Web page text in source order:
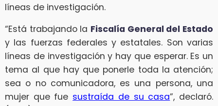
líneas de investigación.
“Está trabajando la Fiscalía General del Estado
y las fuerzas federales y estatales. Son varias
líneas de investigación y hay que esperar. Es un
tema al que hay que ponerle toda la atención;
sea o no comunicadora, es una persona, una
mujer que fue sustraída de su casa”, declaró.